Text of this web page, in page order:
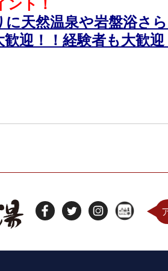
ント！
に天然温泉や岩盤浴さ
迎！！経験者も大歓迎